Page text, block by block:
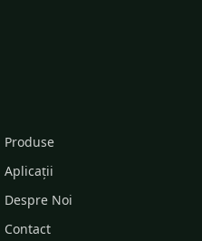
Produse
Aplicații
Despre Noi
Contact